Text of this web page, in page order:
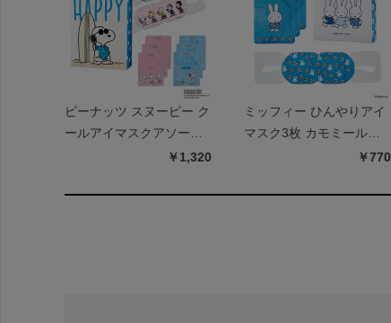
ピーナッツ スヌーピー ク
ールアイマスクアソート
￥1,320
ミッフィー ひんやりアイ
マスク3枚 カモミールの
￥770